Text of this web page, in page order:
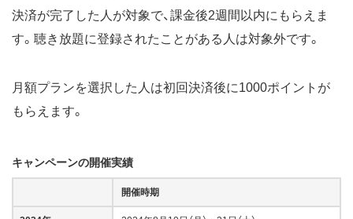
決済が完了した人が対象で、課金後2週間以内にもらえま
す。聴き放題に登録されたことがある人は対象外です。
月額プランを選択した人は初回決済後に1000ポイントが
もらえます。
キャンペーンの開催実績
開催時期